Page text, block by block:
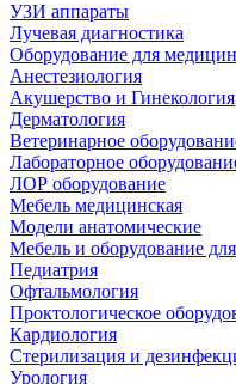
УЗИ аппараты
Лучевая диагностика
Оборудование для
Анестезиология
Акушерство и Гинекология
Дерматология
Ветеринарное
Лабораторное
ЛОР оборудование
Мебель медицинская
Модели анатомические
Мебель и оборудование
Педиатрия
Офтальмология
Проктологическое
Кардиология
Стерилизация и
Урология